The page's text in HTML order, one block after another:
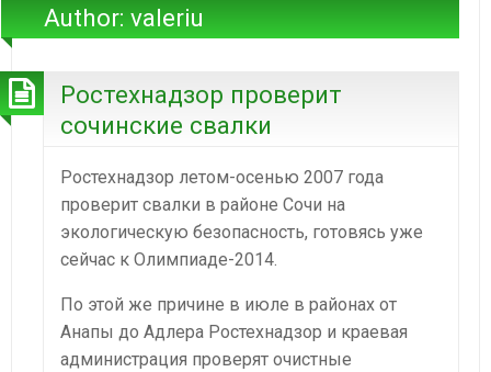
Author:valeriu
Ростехнадзор проверит
сочинские свалки
Ростехнадзор летом-осенью 2007 года
проверит свалки в районе Сочи на
экологическую безопасность, готовясь уже
сейчас к Олимпиаде-2014.
По этой же причине в июле в районах от
Анапы до Адлера Ростехнадзор и краевая
администрация проверят очистные